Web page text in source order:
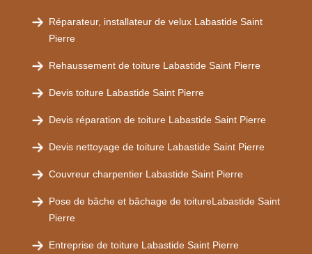
Réparateur, installateur de velux Labastide Saint
Pierre
Rehaussement de toiture Labastide Saint Pierre
Devis toiture Labastide Saint Pierre
Devis réparation de toiture Labastide Saint Pierre
Devis nettoyage de toiture Labastide Saint Pierre
Couvreur charpentier Labastide Saint Pierre
Pose de bâche et bâchage de toitureLabastide Saint
Pierre
Entreprise de toiture Labastide Saint Pierre